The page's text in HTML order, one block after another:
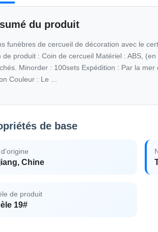
du produit
funèbres de cercueil de décoration avec le
de produit : Coin de cercueil Matériel : ABS,
Minorder : 100sets Expédition : Par la
Couleur : Le ...
de base
Chine
de produit
19#